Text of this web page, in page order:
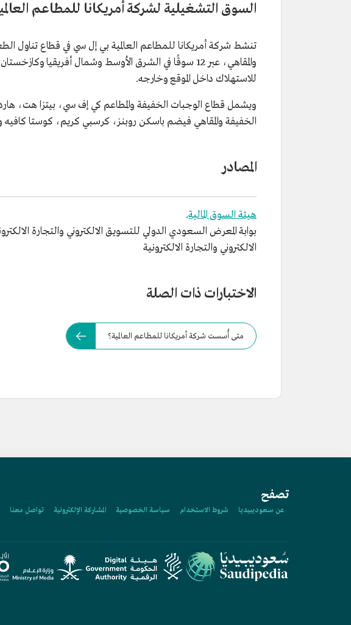
السوق التشغيلية لشركة أمريكانا للمطاعم
تنشط شركة أمريكانا للمطاعم العالمية بي إل سي في قطاع تناول
والمقاهي، عبر 12 سوقًا في الشرق الأوسط وشمال أفريقيا
للاستهلاك داخل الموقع وخارجه.
ويشمل قطاع الوجبات الخفيفة والمطاعم كي إف سي، بيتزا هت،
الخفيفة والمقاهي فيضم باسكن روبنز، كرسبي كريم، كوستا كافيه
المصادر
هيئة السوق المالية.
بوابة المعرض السعودي الدولي للتسويق الالكتروني والتجارة
الالكتروني والتجارة الالكترونية
الاختبارات ذات الصلة
متى أُسست شركة أمريكانا للمطاعم العالمية؟
تصفح
عن سعوديبيديا شروط الاستخدام سياسة الخصوصية المشاركة الإلكترونية تواصل معنا